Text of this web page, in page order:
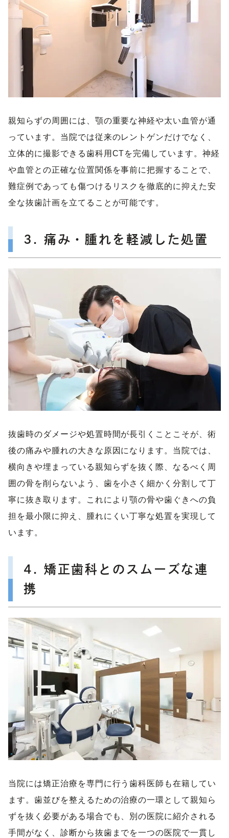
親知らずの周囲には、顎の重要な神経や太い血管が通
っています。当院では従来のレントゲンだけでなく、
立体的に撮影できる歯科用CTを完備しています。神経
や血管との正確な位置関係を事前に把握することで、
難症例であっても傷つけるリスクを徹底的に抑えた安
全な抜歯計画を立てることが可能です。
3. 痛み・腫れを軽減した処置
抜歯時のダメージや処置時間が長引くことこそが、術
後の痛みや腫れの大きな原因になります。当院では、
横向きや埋まっている親知らずを抜く際、なるべく周
囲の骨を削らないよう、歯を小さく細かく分割して丁
寧に抜き取ります。これにより顎の骨や歯ぐきへの負
担を最小限に抑え、腫れにくい丁寧な処置を実現して
います。
4. 矯正歯科とのスムーズな連
携
当院には矯正治療を専門に行う歯科医師も在籍してい
ます。歯並びを整えるための治療の一環として親知ら
ずを抜く必要がある場合でも、別の医院に紹介される
手間がなく、診断から抜歯までを一つの医院で一貫し